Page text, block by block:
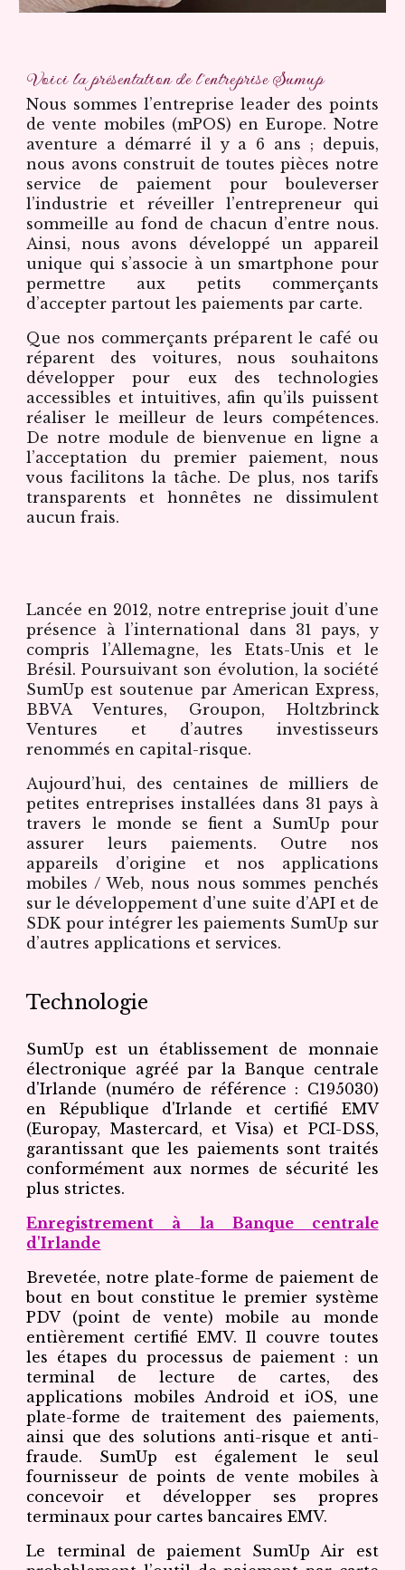
Voici la présentation de l'entreprise Sumup
Nous sommes l’entreprise leader des points
de vente mobiles (mPOS) en Europe. Notre
aventure a démarré il y a 6 ans ; depuis,
nous avons construit de toutes pièces notre
service de paiement pour bouleverser
l’industrie et réveiller l’entrepreneur qui
sommeille au fond de chacun d’entre nous.
Ainsi, nous avons développé un appareil
unique qui s’associe à un smartphone pour
permettre aux petits commerçants
d’accepter partout les paiements par carte.
Que nos commerçants préparent le café ou
réparent des voitures, nous souhaitons
développer pour eux des technologies
accessibles et intuitives, afin qu’ils puissent
réaliser le meilleur de leurs compétences.
De notre module de bienvenue en ligne a
l’acceptation du premier paiement, nous
vous facilitons la tâche. De plus, nos tarifs
transparents et honnêtes ne dissimulent
aucun frais.
Lancée en 2012, notre entreprise jouit d’une
présence à l’international dans 31 pays, y
compris l’Allemagne, les Etats-Unis et le
Brésil. Poursuivant son évolution, la société
SumUp est soutenue par American Express,
BBVA Ventures, Groupon, Holtzbrinck
Ventures et d’autres investisseurs
renommés en capital-risque.
Aujourd’hui, des centaines de milliers de
petites entreprises installées dans 31 pays à
travers le monde se fient a SumUp pour
assurer leurs paiements. Outre nos
appareils d’origine et nos applications
mobiles / Web, nous nous sommes penchés
sur le développement d’une suite d’API et de
SDK pour intégrer les paiements SumUp sur
d’autres applications et services.
Technologie
SumUp est un établissement de monnaie
électronique agréé par la Banque centrale
d'Irlande (numéro de référence : C195030)
en République d'Irlande et certifié EMV
(Europay, Mastercard, et Visa) et PCI-DSS,
garantissant que les paiements sont traités
conformément aux normes de sécurité les
plus strictes.
Enregistrement à la Banque centrale
d'Irlande
Brevetée, notre plate-forme de paiement de
bout en bout constitue le premier système
PDV (point de vente) mobile au monde
entièrement certifié EMV. Il couvre toutes
les étapes du processus de paiement : un
terminal de lecture de cartes, des
applications mobiles Android et iOS, une
plate-forme de traitement des paiements,
ainsi que des solutions anti-risque et anti-
fraude. SumUp est également le seul
fournisseur de points de vente mobiles à
concevoir et développer ses propres
terminaux pour cartes bancaires EMV.
Le terminal de paiement SumUp Air est